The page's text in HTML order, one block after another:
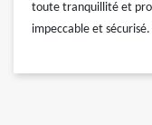
toute tranquillité et
impeccable et sécurisé.